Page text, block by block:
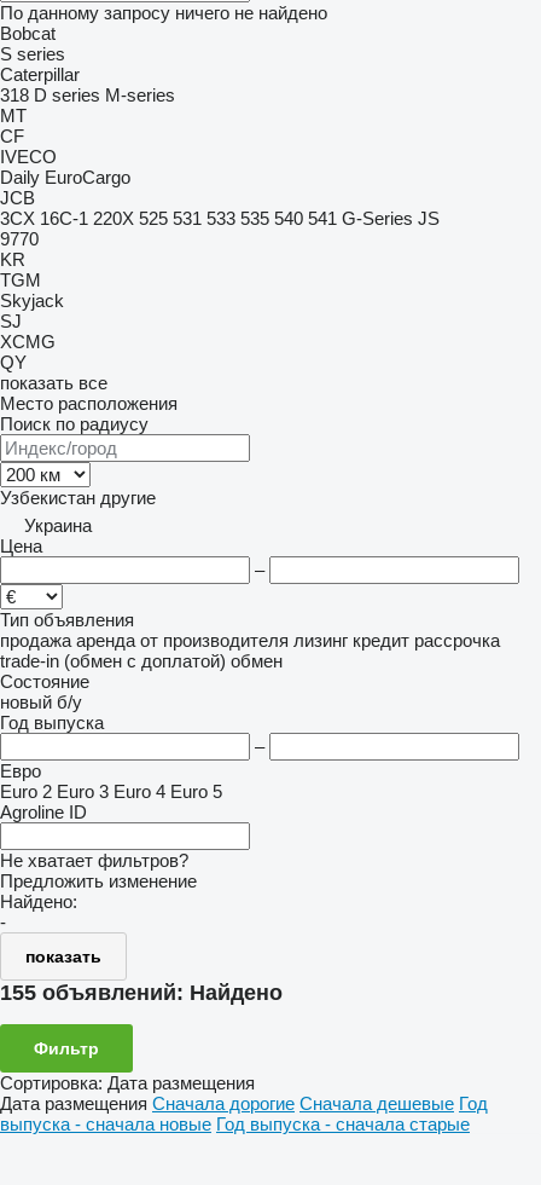
По данному запросу ничего не найдено
Bobcat
S series
Caterpillar
318 D series M-series
MT
CF
IVECO
Daily EuroCargo
JCB
3CX 16C-1 220X 525 531 533 535 540 541 G-Series JS
9770
KR
TGM
Skyjack
SJ
XCMG
QY
показать все
Место расположения
Поиск по радиусу
Узбекистан другие
Украина
Цена
–
Тип объявления
продажа аренда от производителя лизинг кредит рассрочка
trade-in (обмен с доплатой) обмен
Состояние
новый б/у
Год выпуска
–
Евро
Euro 2 Euro 3 Euro 4 Euro 5
Agroline ID
Не хватает фильтров?
Предложить изменение
Найдено:
-
показать
155 объявлений: Найдено
Фильтр
Сортировка: Дата размещения
Дата размещения Сначала дорогие Сначала дешевые Год
выпуска - сначала новые Год выпуска - сначала старые